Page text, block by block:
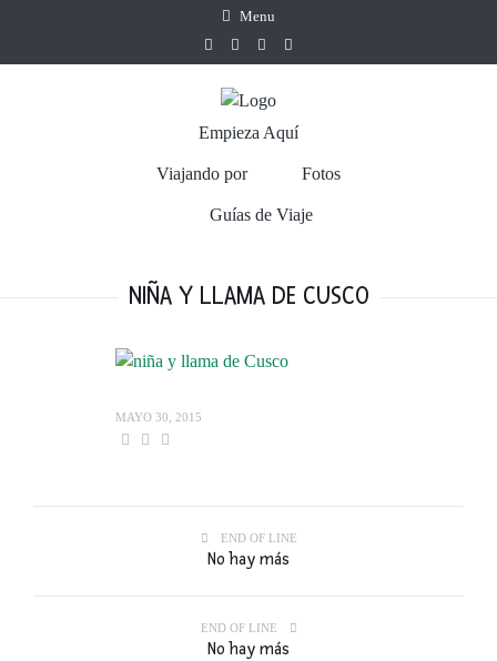
Menu
Empieza Aquí
Viajando por Fotos
Guías de Viaje
NIÑA Y LLAMA DE CUSCO
MAYO 30, 2015
END OF LINE
No hay más
END OF LINE
No hay más